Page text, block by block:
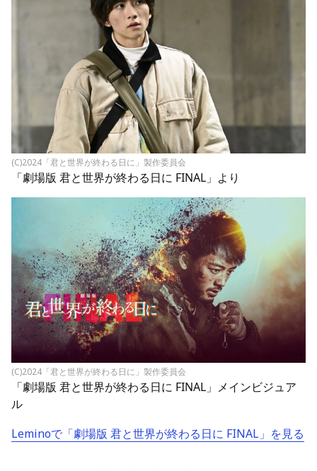
(C)2024「君と世界が終わる日に」製作委員会
「劇場版 君と世界が終わる日に FINAL」より
(C)2024「君と世界が終わる日に」製作委員会
「劇場版 君と世界が終わる日に FINAL」メインビジュア
ル
Leminoで「劇場版 君と世界が終わる日に FINAL」を見る